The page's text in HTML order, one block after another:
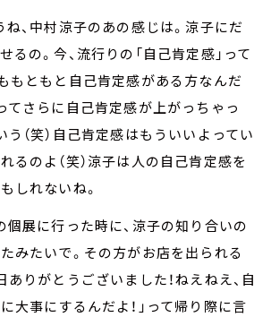
ね、中村涼子のあの感じは。涼子にだ
るの。今、流行りの「自己肯定感」って
もともと自己肯定感がある方なんだ
てさらに自己肯定感が上がっちゃっ
う（笑）自己肯定感はもういいよってい
るのよ（笑）涼子は人の自己肯定感を
しれないね。
個展に行った時に、涼子の知り合いの
みたいで。その方がお店を出られる
ありがとうございました！ねえねえ、自
大事にするんだよ！」って帰り際に言